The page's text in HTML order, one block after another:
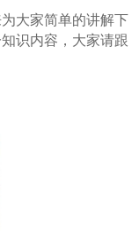
大家简单的讲解下
识内容，大家请跟